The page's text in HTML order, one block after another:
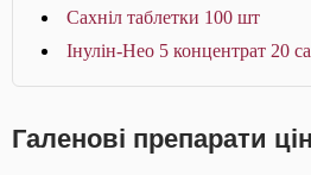
Сахніл таблетки 100 шт
Інулін-Нео 5 концентрат 20
Галенові препарати